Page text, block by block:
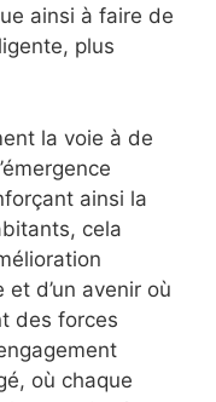
ainsi à faire de
plus
la voie à de
ainsi la
cela
d’un avenir où
des forces
où chaque